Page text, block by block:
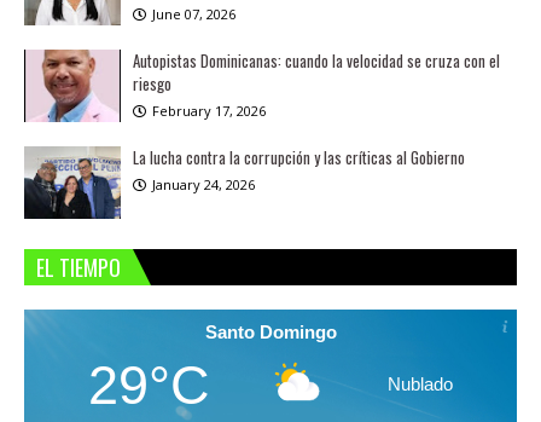
June 07, 2026
Autopistas Dominicanas: cuando la velocidad se cruza con el
riesgo
February 17, 2026
La lucha contra la corrupción y las críticas al Gobierno
January 24, 2026
EL TIEMPO
Santo Domingo
29°C Nublado